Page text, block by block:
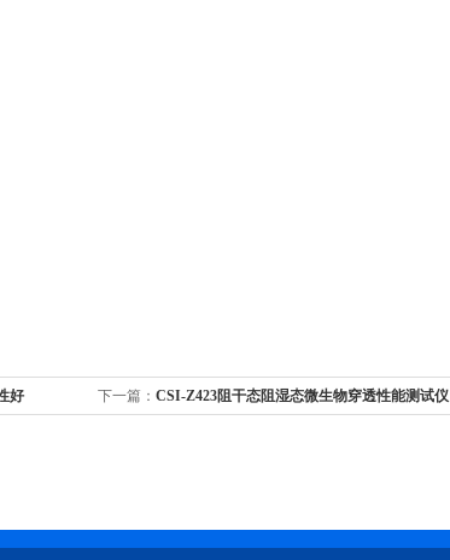
好 下一篇： CSI-Z423阻干态阻湿态微生物穿透性能测试仪